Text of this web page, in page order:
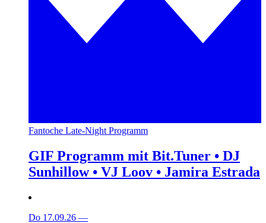
Fantoche Late-Night Programm
GIF Programm mit Bit.Tuner • DJ
Sunhillow • VJ Loov • Jamira Estrada
Do 17.09.26 —